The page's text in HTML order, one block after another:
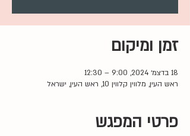
זמן ומיקום
18 בדצמ׳ 2024, 9:00 – 12:30
ראש העין, מלווין קלווין 10, ראש העין, ישראל
פרטי המפגש